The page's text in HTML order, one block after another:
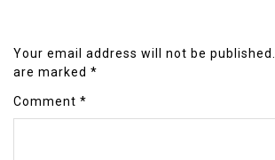
Your email address will not be published.
are marked *
Comment *